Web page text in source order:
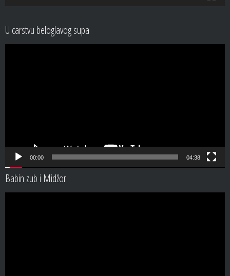
U carstvu beloglavog supa
00:00 04:38
Babin zub i Midžor